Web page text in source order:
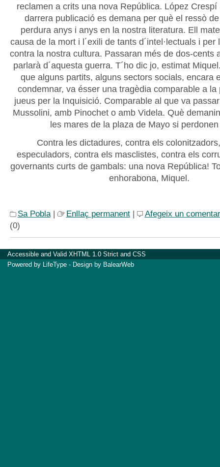
reclamen a crits una nova República. López Crespí
darrera publicació es demana per què el ressò
perdura anys i anys en la nostra literatura. Ell
causa de la mort i l´exili de tants d´intel·lectuals i
contra la nostra cultura. Passaran més de dos-cents
parlarà d´aquesta guerra. T´ho dic jo, estimat
que alguns partits, alguns sectors socials, encara
condemnar, va ésser una tragèdia comparable a la
jueus per la Inquisició. Comparable al que va
Mussolini, amb Pinochet o amb Videla. Què
les mares de la plaza de Mayo si
Contra les dictadures, contra els
especuladors, contra els masclistes, contra els
governants curts de gambals: una nova República!
enhorabona, Miquel.
Sa Pobla| Enllaç permanent|
Afegeix un
(0)
Accessible and Valid XHTML 1.0 Strict and CSS
Powered by LifeType - Design by BalearWeb